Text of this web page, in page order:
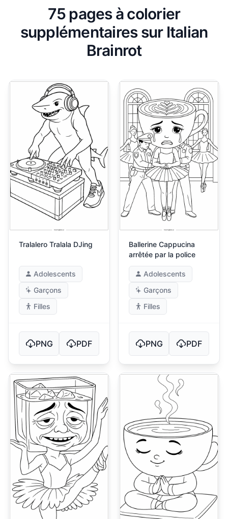
75 pages à colorier
supplémentaires sur Italian
Brainrot
Tralalero Tralala DJing
Adolescents
Garçons
Filles
PNG PDF
Ballerine Cappucina
arrêtée par la police
Adolescents
Garçons
Filles
PNG PDF